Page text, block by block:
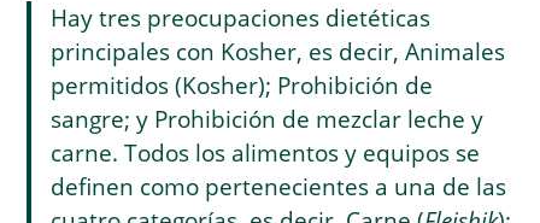
Hay tres preocupaciones dietéticas
principales con Kosher, es decir, Animales
permitidos (Kosher); Prohibición de
sangre; y Prohibición de mezclar leche y
carne. Todos los alimentos y equipos se
definen como pertenecientes a una de las